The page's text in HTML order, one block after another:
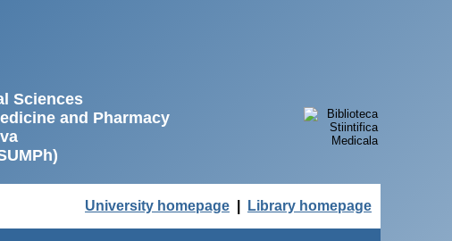
Sciences
and Pharmacy
University homepage Library homepage